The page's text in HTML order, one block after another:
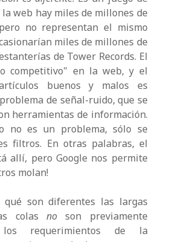
la web hay miles de millones de
no representan el mismo
miles de millones de
de Tower Records. El
competitivo" en la web, y el
buenos y malos es
de señal-ruido, que se
herramientas de información.
no es un problema, sólo se
filtros. En otras palabras, el
allí, pero Google nos permite
molan!
qué son diferentes las largas
colas noson previamente
requerimientos de la